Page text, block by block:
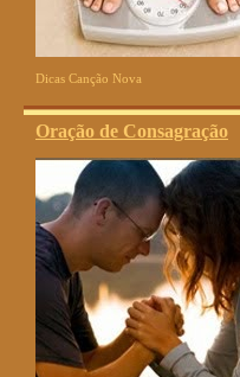
Dicas Canção Nova
Oração de Consagração